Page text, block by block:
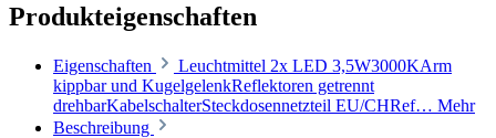
Produkteigenschaften
Eigenschaften
Leuchtmittel 2x LED 3,5W3000KArm
kippbar und KugelgelenkReflektoren getrennt
drehbarKabelschalterSteckdosennetzteil EU/CHRef… Mehr
Beschreibung